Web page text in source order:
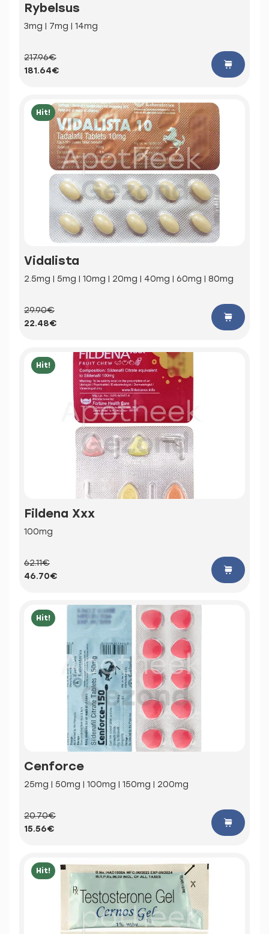
Rybelsus
3mg | 7mg | 14mg
217.96€
181.64€
Hit!
Vidalista
2.5mg | 5mg | 10mg | 20mg | 40mg | 60mg | 80mg
29.90€
22.48€
Hit!
Fildena Xxx
100mg
62.11€
46.70€
Hit!
Cenforce
25mg | 50mg | 100mg | 150mg | 200mg
20.70€
15.56€
Hit!